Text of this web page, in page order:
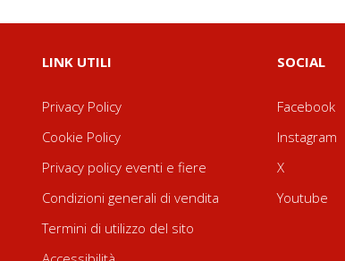
LINK UTILI
Privacy Policy
Cookie Policy
Privacy policy eventi e fiere
Condizioni generali di vendita
Termini di utilizzo del sito
SOCIAL
Facebook
Instagram
X
Youtube